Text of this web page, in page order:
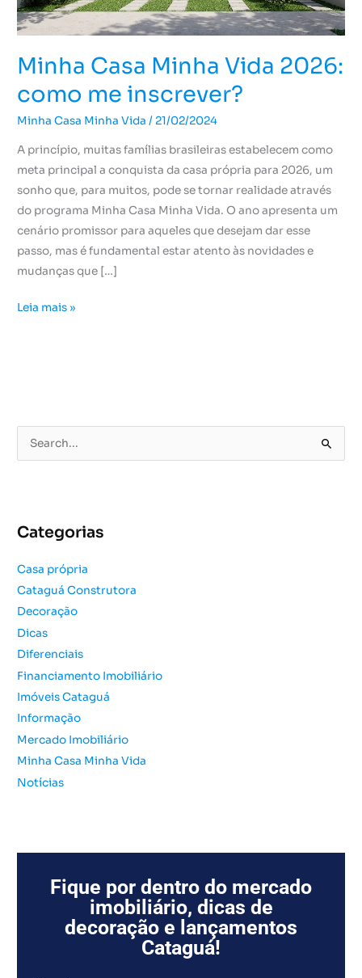
Minha Casa Minha Vida 2026:
como me inscrever?
Minha Casa Minha Vida / 21/02/2024
A princípio, muitas famílias brasileiras estabelecem como
meta principal a conquista da casa própria para 2026, um
sonho que, para muitos, pode se tornar realidade através
do programa Minha Casa Minha Vida. O ano apresenta um
cenário promissor para aqueles que desejam dar esse
passo, mas é fundamental estar atento às novidades e
mudanças que […]
Leia mais »
e
i
a
r
p
o
r
Categorias
Casa própria
Cataguá Construtora
Decoração
Dicas
Diferenciais
Financiamento Imobiliário
Imóveis Cataguá
Informação
Mercado Imobiliário
Minha Casa Minha Vida
Notícias
Fique por dentro do mercado
imobiliário, dicas de
decoração e lançamentos
Cataguá!